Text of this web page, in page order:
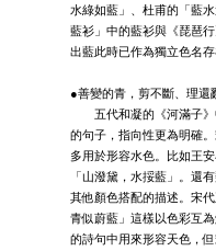
水綠如藍」、杜甫的「藍
藍衫」中的藍衫與《琵琶
出藍此時已作為獨立色名存
●善變的青，剪不斷、理還
五代和凝的《河滿子》
的句子，指向性更為明確
多用於形容水色。比如王
「山潑黛，水挼藍」。還
其他顏色搭配的描述。宋
青似蔚藍」這樣以色彩互
的詩句中用來形容天色，